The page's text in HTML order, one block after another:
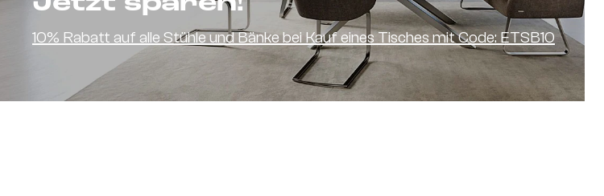
10% Rabatt auf alle Stühle und Bänke bei Kauf eines Tisches mit Code: ETSB10